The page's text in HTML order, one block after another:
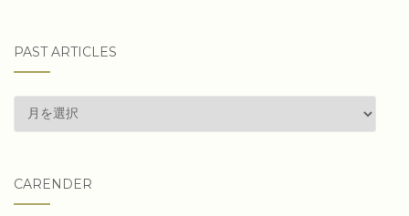
PAST ARTICLES
past
articles
CARENDER